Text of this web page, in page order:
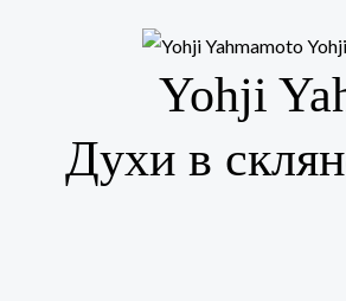
Yohji
Духи в